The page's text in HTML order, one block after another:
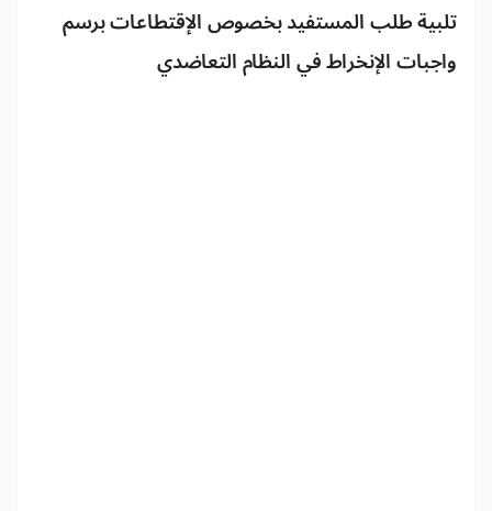
تلبية طلب المستفيد بخصوص الإقتطاعات برسم
واجبات الإنخراط في النظام التعاضدي